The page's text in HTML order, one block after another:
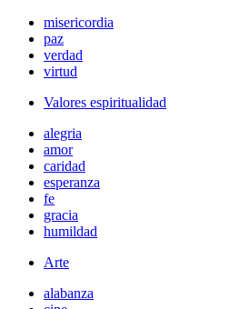
misericordia
paz
verdad
virtud
Valores espiritualidad
alegria
amor
caridad
esperanza
fe
gracia
humildad
Arte
alabanza